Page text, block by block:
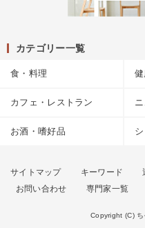
カテゴリー一覧
食・料理
カフェ・レストラン
お酒・嗜好品
サイトマップ キーワード
お問い合わせ
専門家一覧
Copyright (C) ち